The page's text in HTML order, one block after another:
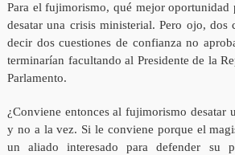
Para el fujimorismo, qué mejor oportunidad
desatar una crisis ministerial. Pero ojo, dos
decir dos cuestiones de confianza no
terminarían facultando al Presidente de la
Parlamento.
¿Conviene entonces al fujimorismo desatar
y no a la vez. Si le conviene porque el
un aliado interesado para defender su